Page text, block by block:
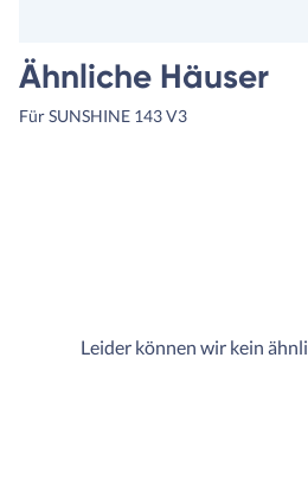
Ähnliche Häuser
Für SUNSHINE 143 V3
Leider können wir kein